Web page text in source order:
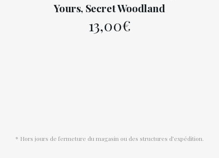
Yours, Secret Woodland
13,00€
* Hors jours de fermeture du magasin ou des structures d’expédition.